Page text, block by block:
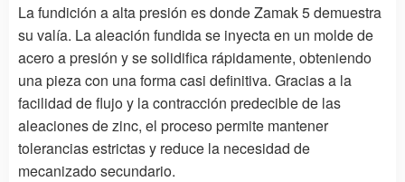
La fundición a alta presión es donde Zamak 5 demuestra
su valía. La aleación fundida se inyecta en un molde de
acero a presión y se solidifica rápidamente, obteniendo
una pieza con una forma casi definitiva. Gracias a la
facilidad de flujo y la contracción predecible de las
aleaciones de zinc, el proceso permite mantener
tolerancias estrictas y reduce la necesidad de
mecanizado secundario.